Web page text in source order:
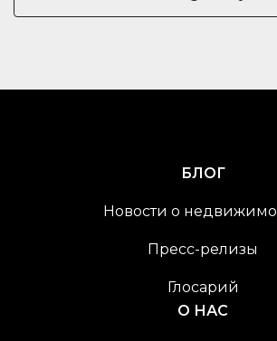
БЛОГ
Новости о
Пресс-релизы
Глосарий
О НАС